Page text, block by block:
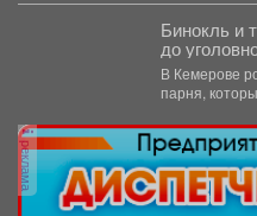
Бинокль и
до
В Кемерове
парня,
реклама